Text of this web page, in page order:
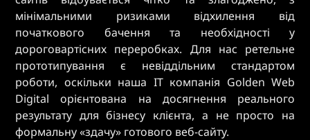
мінімальними ризиками відхилення від
початкового бачення та необхідності у
дороговартісних переробках. Для нас ретельне
прототипування є невіддільним стандартом
роботи, оскільки наша IT компанія Golden Web
Digital орієнтована на досягнення реального
результату для бізнесу клієнта, а не просто на
формальну «здачу» готового веб-сайту.